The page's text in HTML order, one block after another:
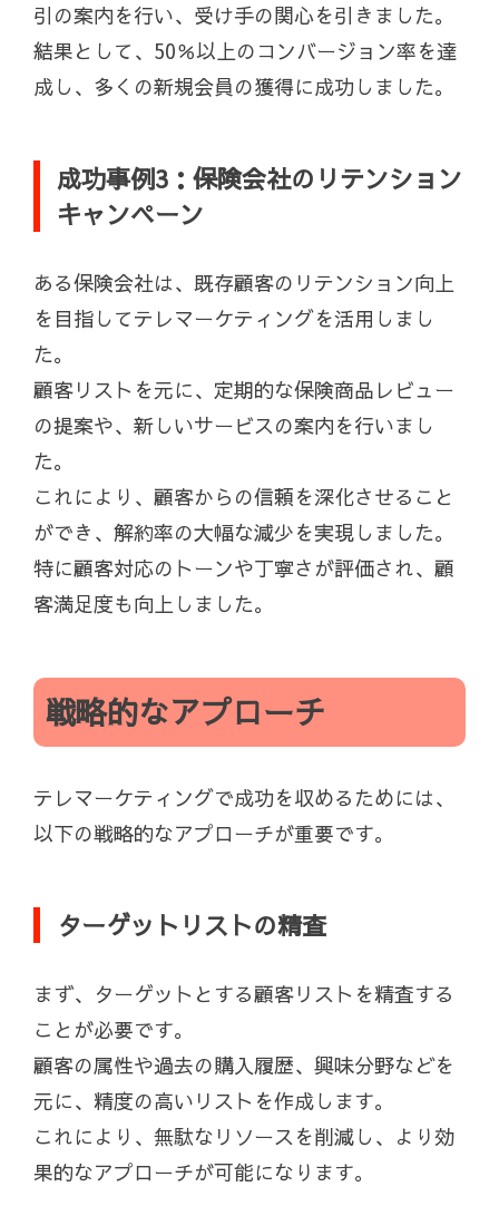
引の案内を行い、受け手の関心を引きました。
結果として、50％以上のコンバージョン率を達
成し、多くの新規会員の獲得に成功しました。
成功事例3：保険会社のリテンション
キャンペーン
ある保険会社は、既存顧客のリテンション向上
を目指してテレマーケティングを活用しまし
た。
顧客リストを元に、定期的な保険商品レビュー
の提案や、新しいサービスの案内を行いまし
た。
これにより、顧客からの信頼を深化させること
ができ、解約率の大幅な減少を実現しました。
特に顧客対応のトーンや丁寧さが評価され、顧
客満足度も向上しました。
戦略的なアプローチ
テレマーケティングで成功を収めるためには、
以下の戦略的なアプローチが重要です。
ターゲットリストの精査
まず、ターゲットとする顧客リストを精査する
ことが必要です。
顧客の属性や過去の購入履歴、興味分野などを
元に、精度の高いリストを作成します。
これにより、無駄なリソースを削減し、より効
果的なアプローチが可能になります。